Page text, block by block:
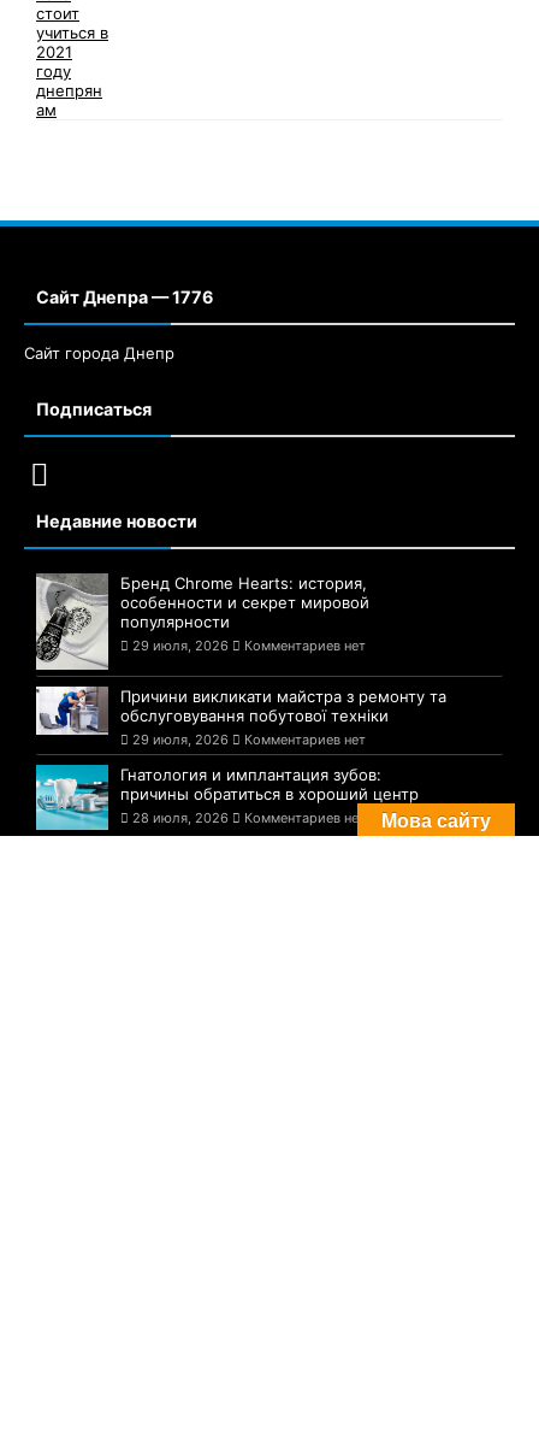
Сайт Днепра — 1776
Сайт города Днепр
Подписаться
Недавние новости
Бренд Chrome Hearts: история,
особенности и секрет мировой
популярности
29 июля, 2026 Комментариев нет
Причини викликати майстра з ремонту та
обслуговування побутової техніки
29 июля, 2026 Комментариев нет
Гнатология и имплантация зубов:
причины обратиться в хороший центр
28 июля, 2026 Комментариев нет Мова сайту